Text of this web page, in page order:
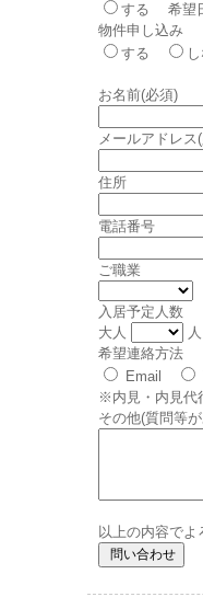
する 希望
物件申し込み
する
お名前(必須)
メールアドレス
住所
電話番号
ご職業
入居予定人数
大人
希望連絡方法
Email
※内見・内見代
その他(質問等
以上の内容でよ